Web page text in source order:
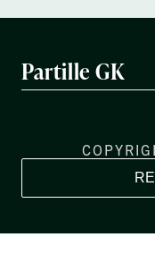
Partille GK